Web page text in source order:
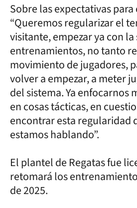
Sobre las expectativas
“Queremos regularizar el
visitante, empezar ya con la
entrenamientos, no tanto
movimiento de jugadores,
volver a empezar, a meter
del sistema. Ya enfocarnos
en cosas tácticas, en
encontrar esta regularidad
estamos hablando”.
El plantel de Regatas fue
retomará los
de 2025.